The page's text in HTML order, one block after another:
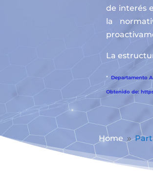
de interés
la
La
* Departamento
Obtenido de:
Home 9